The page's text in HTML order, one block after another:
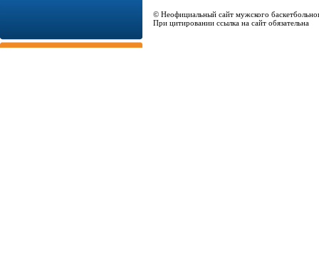
© Неофициальный сайт мужского
При цитировании ссылка на сайт обязательна